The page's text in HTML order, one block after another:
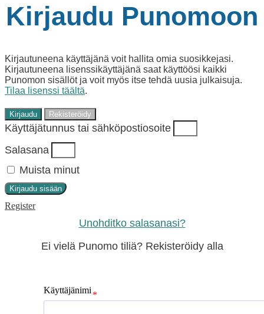
Kirjaudu Punomoon
Kirjautuneena käyttäjänä voit hallita omia suosikkejasi.
Kirjautuneena lisenssikäyttäjänä saat käyttöösi kaikki
Punomon sisällöt ja voit myös itse tehdä uusia julkaisuja.
Tilaa lisenssi täältä.
Kirjaudu Rekisteröidy
Käyttäjätunnus tai sähköpostiosoite
Salasana
Muista minut
Kirjaudu sisään
Register
Unohditko salasanasi?
Ei vielä Punomo tiliä? Rekisteröidy alla
Käyttäjänimi